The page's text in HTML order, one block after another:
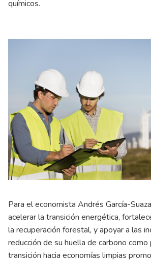
químicos.
Para el economista Andrés García-
acelerar la transición energética,
la recuperación forestal, y apoyar a las
reducción de su huella de carbono
transición hacia economías limpias